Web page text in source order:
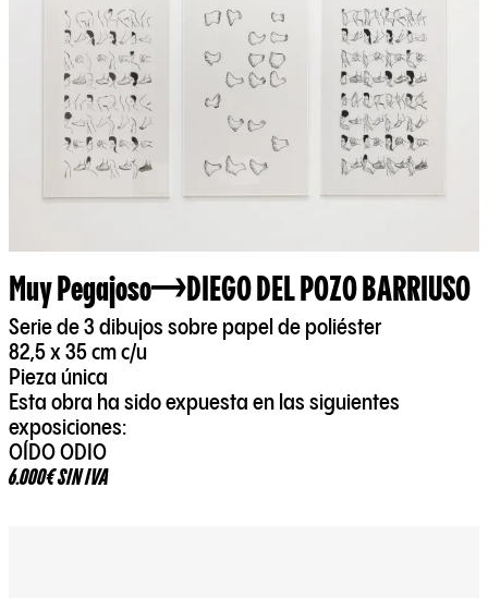
Muy Pegajoso DIEGO DEL POZO BARRIUSO
Serie de 3 dibujos sobre papel de poliéster
82,5 x 35 cm c/u
Pieza única
Esta obra ha sido expuesta en las siguientes
exposiciones:
OÍDO ODIO
6.000€ SIN IVA